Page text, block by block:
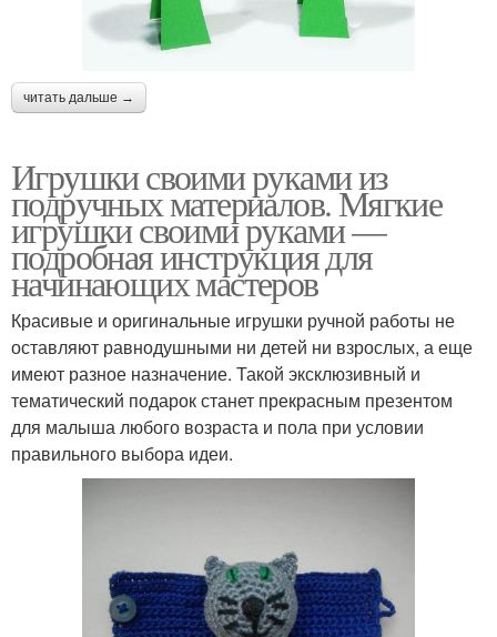
читать дальше →
Игрушки своими руками из
подручных материалов. Мягкие
игрушки своими руками —
подробная инструкция для
начинающих мастеров
Красивые и оригинальные игрушки ручной работы не
оставляют равнодушными ни детей ни взрослых, а еще
имеют разное назначение. Такой эксклюзивный и
тематический подарок станет прекрасным презентом
для малыша любого возраста и пола при условии
правильного выбора идеи.